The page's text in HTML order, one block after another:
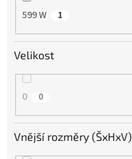
599 W 1
Velikost
0 0
Vnější rozměry (ŠxHxV)